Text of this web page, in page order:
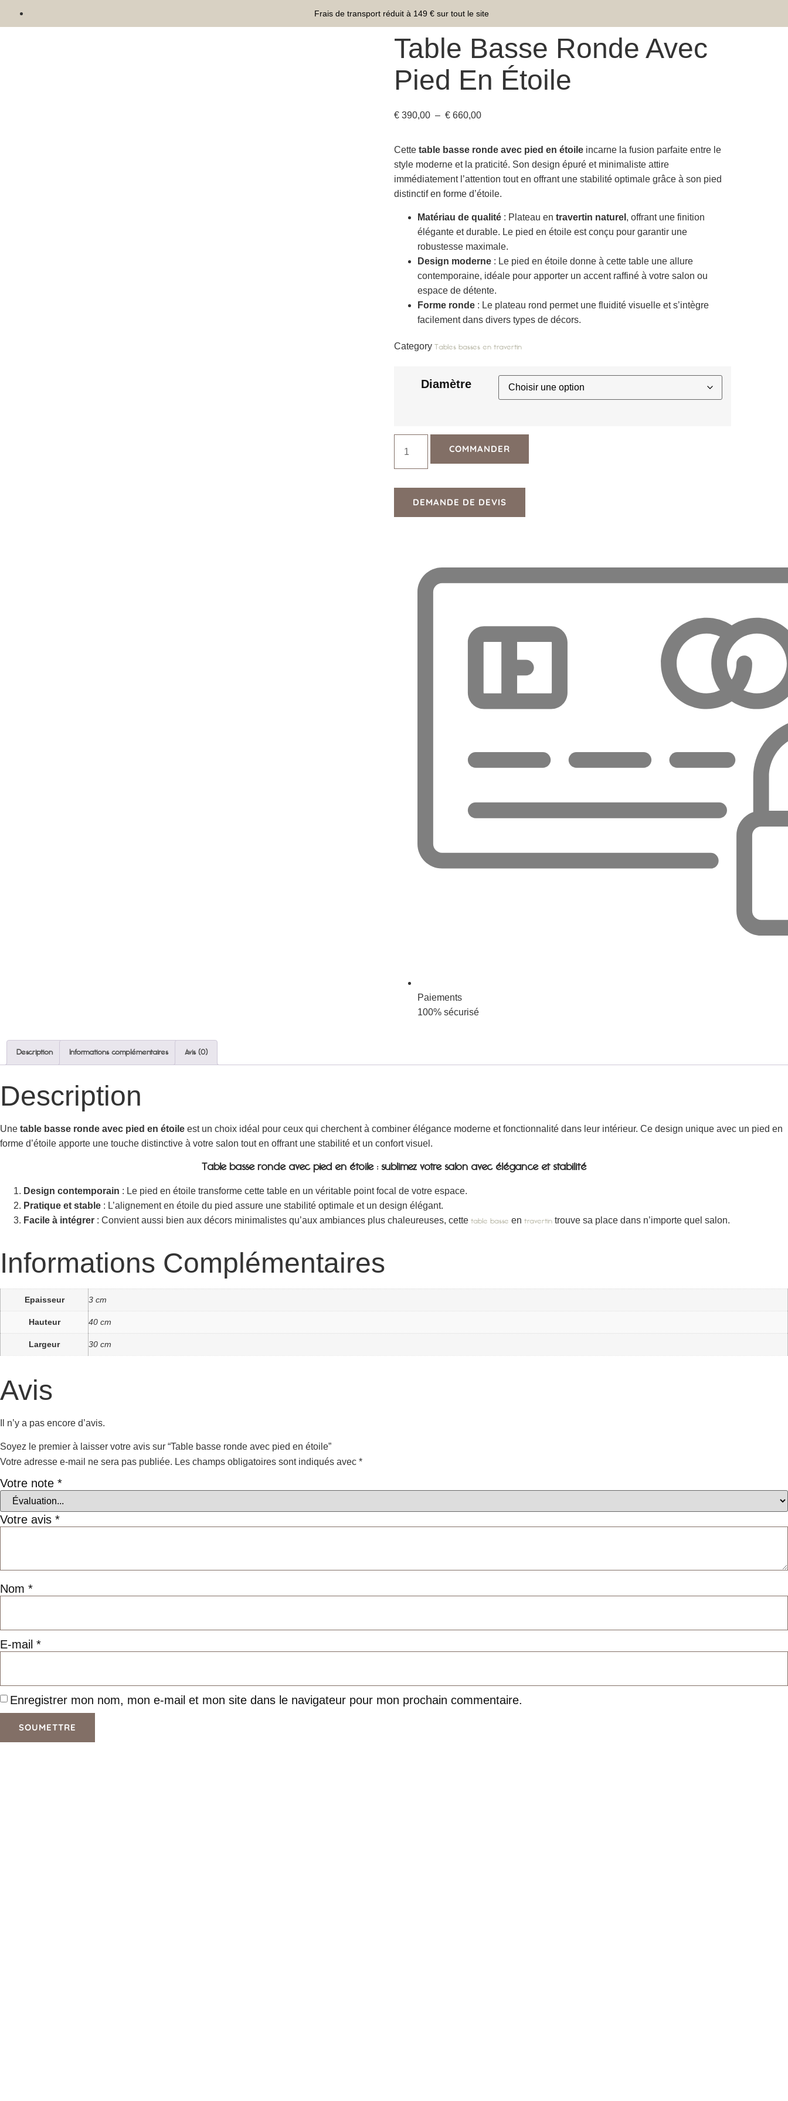
Frais de transport réduit à 149 € sur tout le site
Table Basse Ronde Avec
Pied En Étoile
€ 390,00 – € 660,00
Cette table basse ronde avec pied en étoile incarne la fusion parfaite entre le
style moderne et la praticité. Son design épuré et minimaliste attire
immédiatement l’attention tout en offrant une stabilité optimale grâce à son pied
distinctif en forme d’étoile.
Matériau de qualité : Plateau en travertin naturel , offrant une finition
élégante et durable. Le pied en étoile est conçu pour garantir une
robustesse maximale.
Design moderne : Le pied en étoile donne à cette table une allure
contemporaine, idéale pour apporter un accent raffiné à votre salon ou
espace de détente.
Forme ronde : Le plateau rond permet une fluidité visuelle et s’intègre
facilement dans divers types de décors.
Category Tables basses en travertin
Diamètre
COMMANDER
DEMANDE DE DEVIS
Paiements
100% sécurisé
Description Informations complémentaires Avis (0)
Description
Une table basse ronde avec pied en étoile est un choix idéal pour ceux qui cherchent à combiner élégance moderne et fonctionnalité dans leur intérieur. Ce design unique avec un pied en
forme d’étoile apporte une touche distinctive à votre salon tout en offrant une stabilité et un confort visuel.
Table basse ronde avec pied en étoile : sublimez votre salon avec élégance et stabilité
Design contemporain : Le pied en étoile transforme cette table en un véritable point focal de votre espace.
Pratique et stable : L’alignement en étoile du pied assure une stabilité optimale et un design élégant.
Facile à intégrer : Convient aussi bien aux décors minimalistes qu’aux ambiances plus chaleureuses, cette table basse en travertin trouve sa place dans n’importe quel salon.
Informations Complémentaires
Epaisseur 3 cm
Hauteur 40 cm
Largeur 30 cm
Avis
Il n’y a pas encore d’avis.
Soyez le premier à laisser votre avis sur “Table basse ronde avec pied en étoile”
Votre adresse e-mail ne sera pas publiée. Les champs obligatoires sont indiqués avec *
Votre note *
Votre avis *
Nom *
E-mail *
Enregistrer mon nom, mon e-mail et mon site dans le navigateur pour mon prochain commentaire.